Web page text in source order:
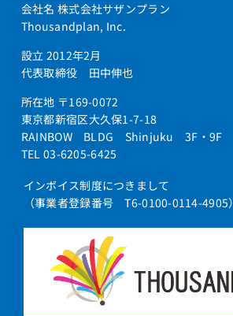
会社名 株式会社サザンプラン
Thousandplan, Inc.
設立 2012年2月
代表取締役 田中伸也
所在地 〒169-0072
東京都新宿区大久保1-7-18
RAINBOW BLDG Shinjuku 3F・9F
TEL 03-6205-6425
インボイス制度につきまして
（事業者登録番号 T6-0100-0114-4905）